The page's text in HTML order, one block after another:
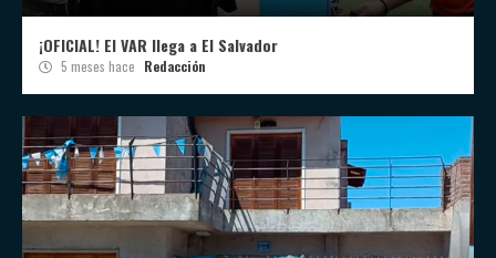
¡OFICIAL! El VAR llega a El Salvador
5 meses hace Redacción